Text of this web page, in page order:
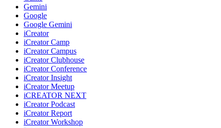
Gemini
Google
Google Gemini
iCreator
iCreator Camp
iCreator Campus
iCreator Clubhouse
iCreator Conference
iCreator Insight
iCreator Meetup
iCREATOR NEXT
iCreator Podcast
iCreator Report
iCreator Workshop